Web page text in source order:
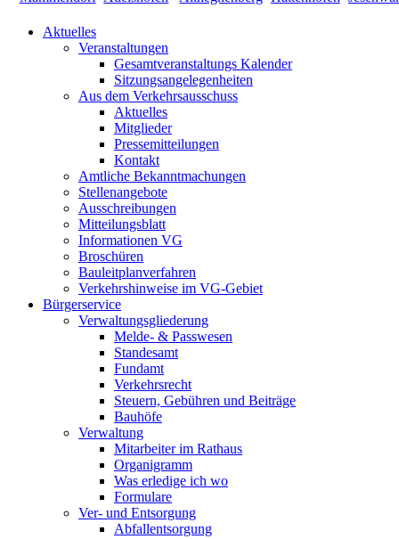
Aktuelles
Veranstaltungen
Gesamtveranstaltungs Kalender
Sitzungsangelegenheiten
Aus dem Verkehrsausschuss
Aktuelles
Mitglieder
Pressemitteilungen
Kontakt
Amtliche Bekanntmachungen
Stellenangebote
Ausschreibungen
Mitteilungsblatt
Informationen VG
Broschüren
Bauleitplanverfahren
Verkehrshinweise im VG-Gebiet
Bürgerservice
Verwaltungsgliederung
Melde- & Passwesen
Standesamt
Fundamt
Verkehrsrecht
Steuern, Gebühren und Beiträge
Bauhöfe
Verwaltung
Mitarbeiter im Rathaus
Organigramm
Was erledige ich wo
Formulare
Ver- und Entsorgung
Abfallentsorgung